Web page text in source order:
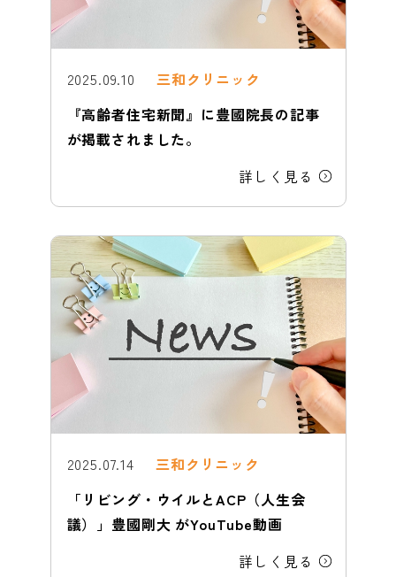
2025.09.10
三和クリニック
『高齢者住宅新聞』に豊國院長の記事
が掲載されました。
詳しく見る
2025.07.14
三和クリニック
「リビング・ウイルとACP（人生会
議）」豊國剛大 がYouTube動画
詳しく見る